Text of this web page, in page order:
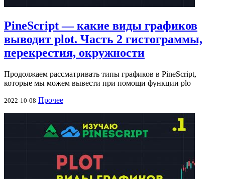
PineScript — какие виды графиков
выводит plot. Часть 2 гистограммы,
перекрестия, окружности
Продолжаем рассматривать типы графиков в PineScript,
которые мы можем вывести при помощи функции plo
2022-10-08 Прочее